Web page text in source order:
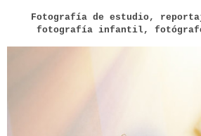
Fotografía de estudio,
fotografía infantil,